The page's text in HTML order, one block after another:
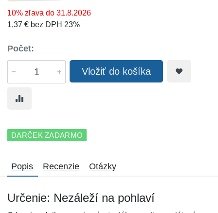
10% zľava do 31.8.2026
1,37 € bez DPH 23%
Počet:
Vložiť do košíka
DARČEK ZADARMO
Popis Recenzie Otázky
Určenie: Nezáleží na pohlaví